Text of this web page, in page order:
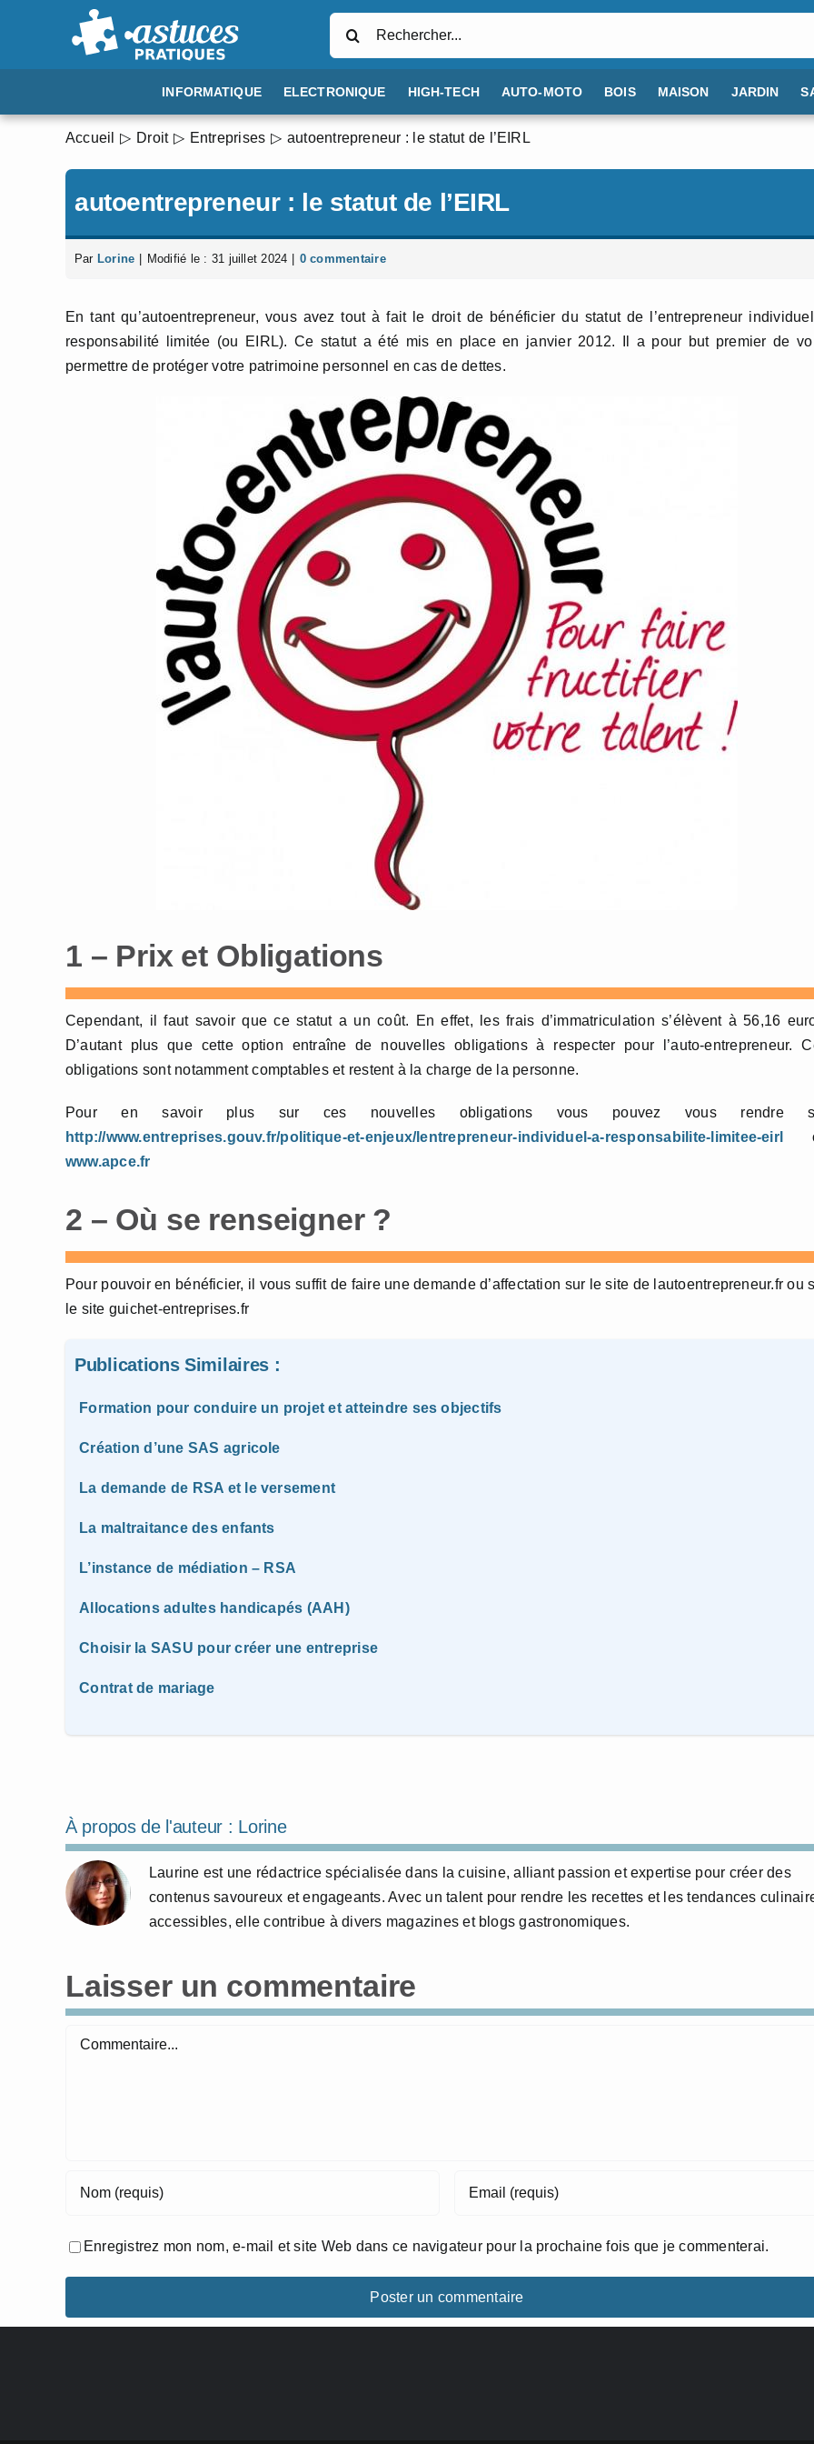
INFORMATIQUE ELECTRONIQUE HIGH-TECH AUTO-MOTO BOIS MAISON JARDIN
Accueil Droit Entreprises autoentrepreneur : le statut de l’EIRL
autoentrepreneur : le statut de l’EIRL
Par Lorine Modifié le : 31 juillet 2024 0 commentaire
En tant qu’autoentrepreneur, vous avez tout à fait le droit de bénéficier du statut de l’entrepreneur
responsabilité limitée (ou EIRL). Ce statut a été mis en place en janvier 2012. Il a pour but premier de
permettre de protéger votre patrimoine personnel en cas de dettes.
1 – Prix et Obligations
Cependant, il faut savoir que ce statut a un coût. En effet, les frais d’immatriculation s’élèvent à 56,16
D’autant plus que cette option entraîne de nouvelles obligations à respecter pour l’auto-entrepreneur.
obligations sont notamment comptables et restent à la charge de la personne.
Pour en savoir plus sur ces nouvelles obligations vous pouvez vous rendre
http://www.entreprises.gouv.fr/politique-et-enjeux/lentrepreneur-individuel-a-responsabilite-limitee-eirl
www.apce.fr
2 – Où se renseigner ?
Pour pouvoir en bénéficier, il vous suffit de faire une demande d’affectation sur le site de lautoentrepreneur.fr ou
le site guichet-entreprises.fr
Publications Similaires :
Formation pour conduire un projet et atteindre ses objectifs
Création d’une SAS agricole
La demande de RSA et le versement
La maltraitance des enfants
L’instance de médiation – RSA
Allocations adultes handicapés (AAH)
Choisir la SASU pour créer une entreprise
Contrat de mariage
À propos de l'auteur : Lorine
Laurine est une rédactrice spécialisée dans la cuisine, alliant passion et expertise pour créer des
contenus savoureux et engageants. Avec un talent pour rendre les recettes et les tendances
accessibles, elle contribue à divers magazines et blogs gastronomiques.
Laisser un commentaire
Commentaire
Enregistrez mon nom, e-mail et site Web dans ce navigateur pour la prochaine fois que je commenterai.